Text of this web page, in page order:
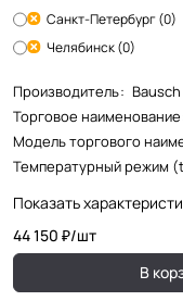
Санкт-Петербург (0)
Челябинск (0)
Производитель:
Торговое наименование
Модель торгового
Температурный режим
Показать
44 150 ₽/шт
В